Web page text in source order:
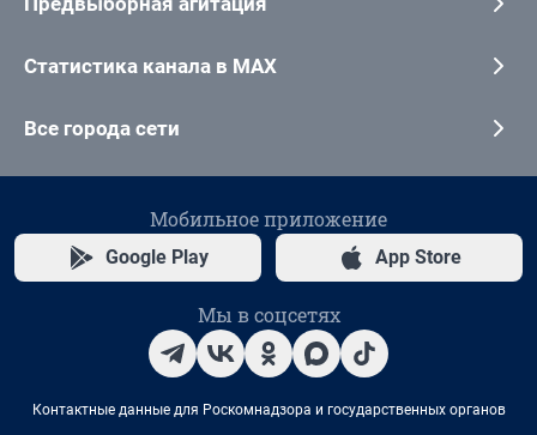
Статистика канала в MAX
Все города сети
Мобильное приложение
Google Play App Store
Мы в соцсетях
Контактные данные для Роскомнадзора и государственных органов